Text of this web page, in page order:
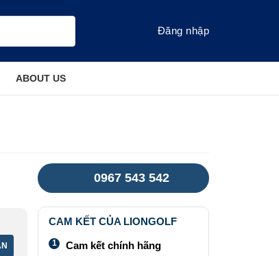
Đăng nhập
ABOUT US
0967 543 542
CAM KẾT CỦA LIONGOLF
1 Cam kết chính hãng